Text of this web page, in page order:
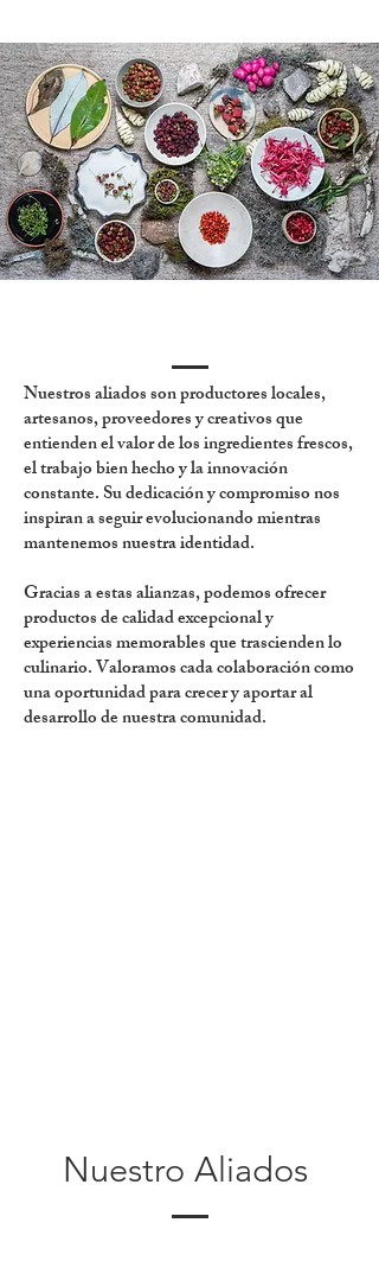
Nuestros aliados son productores locales,
artesanos, proveedores y creativos que
entienden el valor de los ingredientes frescos,
el trabajo bien hecho y la innovación
constante. Su dedicación y compromiso nos
inspiran a seguir evolucionando mientras
mantenemos nuestra identidad.
Gracias a estas alianzas, podemos ofrecer
productos de calidad excepcional y
experiencias memorables que trascienden lo
culinario. Valoramos cada colaboración como
una oportunidad para crecer y aportar al
desarrollo de nuestra comunidad.
Nuestro Aliados